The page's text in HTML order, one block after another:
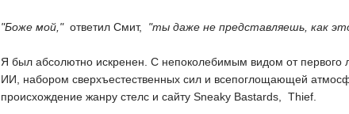
"Боже мой," ответил Смит,  "ты даже не представляешь, как
Я был абсолютно искренен. С непоколебимым видом от
ИИ, набором сверхъестественных сил и всепоглощающей
происхождение жанру стелс и сайту Sneaky Bastards,  Thief.